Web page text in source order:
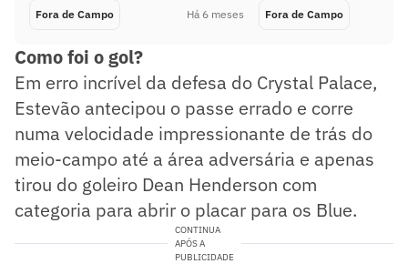
Fora de Campo Há 6 meses Fora de Campo
Como foi o gol?
Em erro incrível da defesa do Crystal Palace,
Estevão antecipou o passe errado e corre
numa velocidade impressionante de trás do
meio-campo até a área adversária e apenas
tirou do goleiro Dean Henderson com
categoria para abrir o placar para os Blue.
CONTINUA
APÓS A
PUBLICIDADE